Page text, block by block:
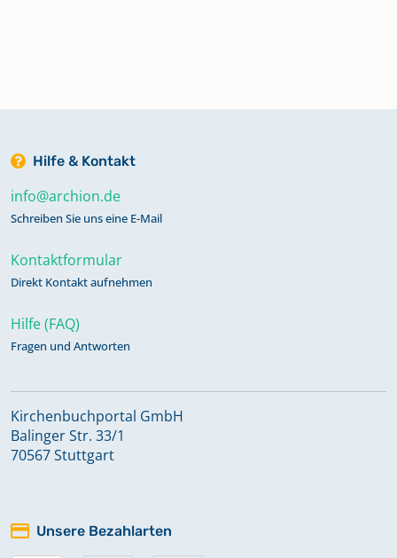
Hilfe & Kontakt
info@archion.de
Schreiben Sie uns eine E-Mail
Kontaktformular
Direkt Kontakt aufnehmen
Hilfe (FAQ)
Fragen und Antworten
Kirchenbuchportal GmbH
Balinger Str. 33/1
70567 Stuttgart
Unsere Bezahlarten